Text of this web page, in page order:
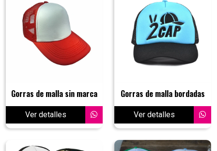
Gorras de malla sin marca
Ver detalles
Gorras de malla bordadas
Ver detalles